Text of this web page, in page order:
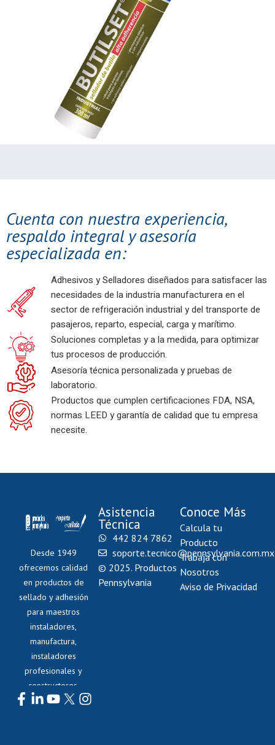
Cuenta con nuestra experiencia,
respaldo integral y asesoría
especializada en:
Adhesivos y Selladores diseñados para satisfacer las
necesidades de la industria manufacturera en el
sector de refrigeración industrial y del transporte de
pasajeros, reparto, especial, carga y marítimo.
Soluciones completas y a la medida, para optimizar
tus procesos de producción.
Asesoría técnica personalizada y pruebas de
laboratorio.
Productos que cumplen certificaciones FDA, NSA,
normas LEED y garantía de calidad que tu empresa
necesite.
Desde 1949
ofrecemos calidad
en productos de
sellado y adhesión
para maestros
instaladores,
manufactura,
instaladores
profesionales y
constructores.
Síguenos:
Asistencia
Técnica
442 824 7862
soporte.tecnico@pennsylvania.com.mx
© 2025. Productos
Pennsylvania
Conoce Más
Calcula tu
Producto
Trabaja con
Nosotros
Aviso de Privacidad